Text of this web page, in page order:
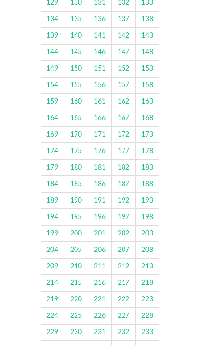
129 130 131 132 133
134 135 136 137 138
139 140 141 142 143
144 145 146 147 148
149 150 151 152 153
154 155 156 157 158
159 160 161 162 163
164 165 166 167 168
169 170 171 172 173
174 175 176 177 178
179 180 181 182 183
184 185 186 187 188
189 190 191 192 193
194 195 196 197 198
199 200 201 202 203
204 205 206 207 208
209 210 211 212 213
214 215 216 217 218
219 220 221 222 223
224 225 226 227 228
229 230 231 232 233